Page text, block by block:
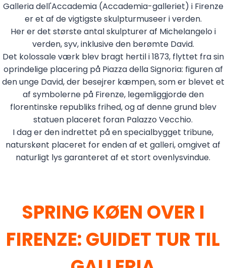
Galleria dell'Accademia (Accademia-galleriet) i Firenze
er et af de vigtigste skulpturmuseer i verden.
Her er det største antal skulpturer af Michelangelo i
verden, syv, inklusive den berømte David.
Det kolossale værk blev bragt hertil i 1873, flyttet fra sin
oprindelige placering på Piazza della Signoria: figuren af
den unge David, der besejrer kæmpen, som er blevet et
af symbolerne på Firenze, legemliggjorde den
florentinske republiks frihed, og af denne grund blev
statuen placeret foran Palazzo Vecchio.
I dag er den indrettet på en specialbygget tribune,
naturskønt placeret for enden af et galleri, omgivet af
naturligt lys garanteret af et stort ovenlysvindue.
SPRING KØEN OVER I
FIRENZE: GUIDET TUR TIL